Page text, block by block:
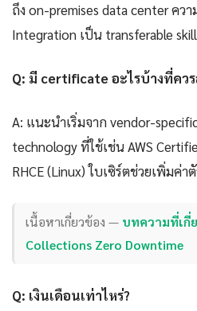
ถึง on-premises data center ควา
Integration เป็น transferable
Q: มี certificate อะไรบ้างที่คว
A: แนะนำเริ่มจาก vendor-
technology ที่ใช้เช่น AWS
RHCE (Linux) ใบเซิร์ตช่วยเพิ่มค่
เนื้อหาเกี่ยวข้อง — บทความที่เกี่
Collections Zero Downtime
Q: เงินเดือนเท่าไหร่?